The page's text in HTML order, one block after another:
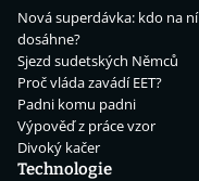
Nová superdávka: kdo na ní
dosáhne?
Sjezd sudetských Němců
Proč vláda zavádí EET?
Padni komu padni
Výpověď z práce vzor
Divoký kačer
Technologie